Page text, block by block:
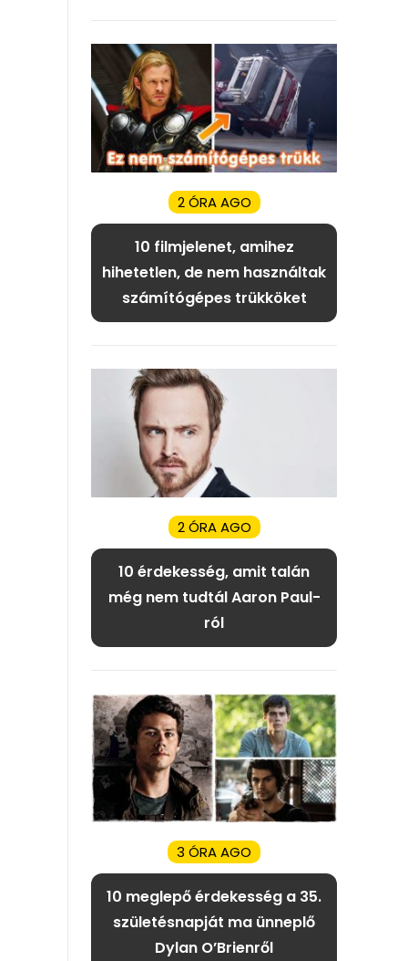
2 ÓRA AGO
10 filmjelenet, amihez
hihetetlen, de nem használtak
számítógépes trükköket
2 ÓRA AGO
10 érdekesség, amit talán
még nem tudtál Aaron Paul-
ról
3 ÓRA AGO
10 meglepő érdekesség a 35.
születésnapját ma ünneplő
Dylan O’Brienről